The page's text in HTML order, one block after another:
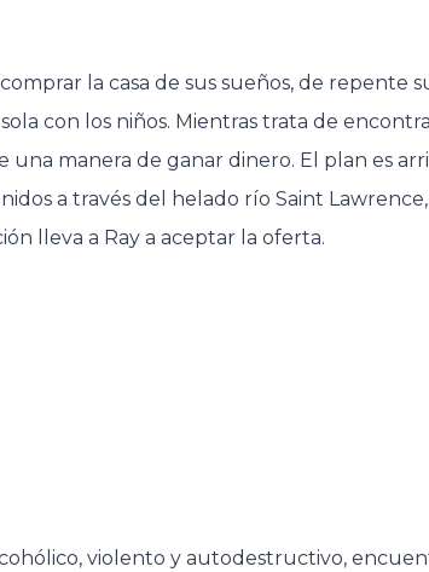
la casa de sus sueños, de repente
con los niños. Mientras trata de
manera de ganar dinero. El plan es
a través del helado río Saint
lleva a Ray a aceptar la oferta.
violento y autodestructivo,